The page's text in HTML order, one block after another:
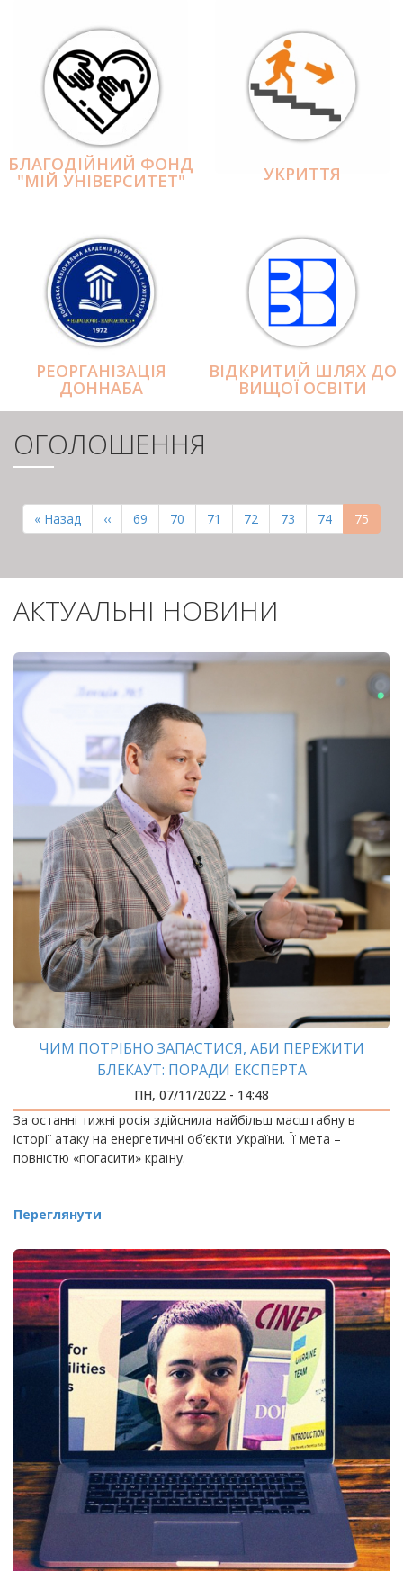
БЛАГОДІЙНИЙ ФОНД
"МІЙ УНІВЕРСИТЕТ" УКРИТТЯ
РЕОРГАНІЗАЦІЯ
ДОННАБА
ВІДКРИТИЙ ШЛЯХ ДО
ВИЩОЇ ОСВІТИ
ОГОЛОШЕННЯ
СТОРІНКИ
Перша
сторінка
« Назад
Попередня
сторінка
‹‹ Page
69 Page
70 Page
71 Page
72 Page
73 Page
74 75
АКТУАЛЬНІ НОВИНИ
ЧИМ ПОТРІБНО ЗАПАСТИСЯ, АБИ ПЕРЕЖИТИ
БЛЕКАУТ: ПОРАДИ ЕКСПЕРТА
ПН, 07/11/2022 - 14:48
За останні тижні росія здійснила найбільш масштабну в
історії атаку на енергетичні об’єкти України. Її мета –
повністю «погасити» країну.
Переглянути